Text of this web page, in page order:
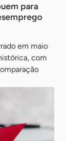
para
em maio
com